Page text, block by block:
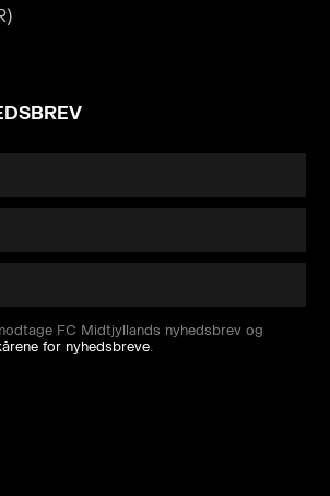
FC Midtjyllands nyhedsbrev og
for nyhedsbreve.